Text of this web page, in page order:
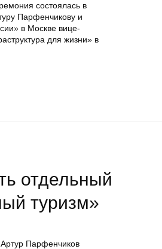
состоялась в
Парфенчикову и
в Москве вице-
для жизни» в
отдельный
туризм»
Парфенчиков